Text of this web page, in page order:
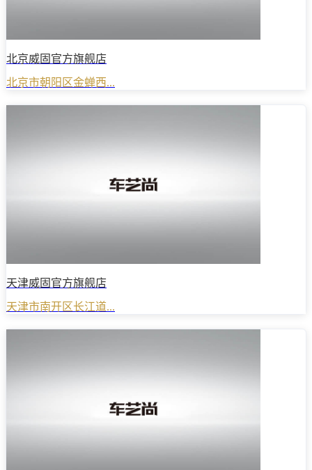
北京威固官方旗舰店
北京市朝阳区金蝉西...
天津威固官方旗舰店
天津市南开区长江道...